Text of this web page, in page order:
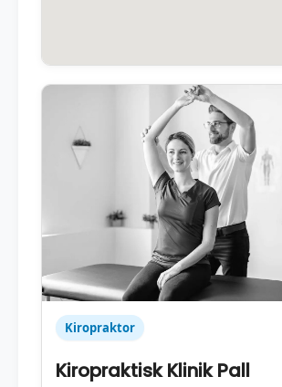
Kiropraktor
Kiropraktisk Klinik Pall